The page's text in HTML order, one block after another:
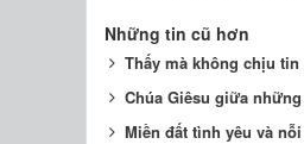
Những tin cũ hơn
Thấy mà không chịu tin
Chúa Giêsu giữa
Miền đất tình yêu và